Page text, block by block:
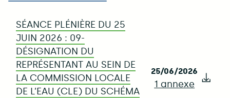
SÉANCE PLÉNIÈRE DU 25
JUIN 2026 : 09-
DÉSIGNATION DU
REPRÉSENTANT AU SEIN DE
LA COMMISSION LOCALE
DE L’EAU (CLE) DU SCHÉMA
25/06/2026
1 annexe